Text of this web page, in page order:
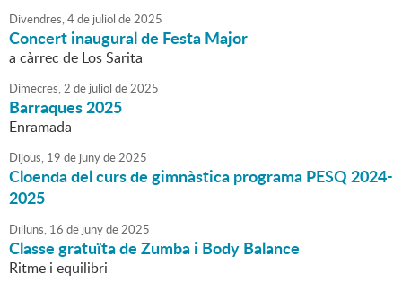
Divendres,4de juliol de2025
Concert inaugural de Festa Major
a càrrec de Los Sarita
Dimecres,2 de juliol de2025
Barraques 2025
Enramada
Dijous, 19 de junyde2025
Cloenda del curs de gimnàstica programa PESQ 2024-
2025
Dilluns, 16 de junyde2025
Classe gratuïta de Zumba i Body Balance
Ritme i equilibri